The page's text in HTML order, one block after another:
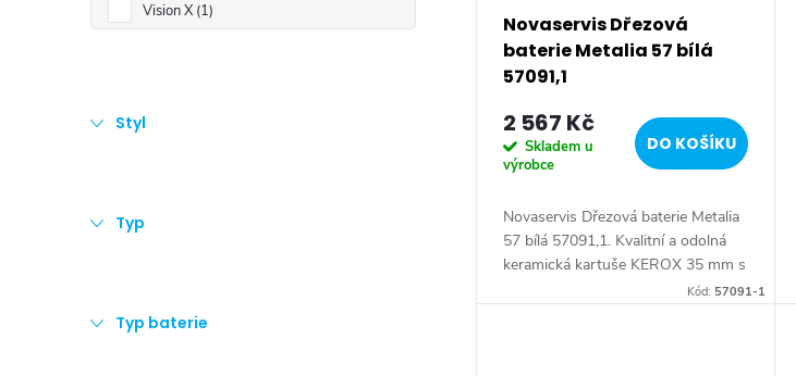
Vision X 1
Styl
Typ
Typ baterie
Novaservis Dřezová
baterie Metalia 57 bílá
57091,1
2 567 Kč
Skladem u
výrobce
DO KOŠÍKU
Novaservis Dřezová baterie Metalia
57 bílá 57091,1. Kvalitní a odolná
keramická kartuše KEROX 35 mm s
prodlouženou zárukou 7 let.Kód: 57091-1